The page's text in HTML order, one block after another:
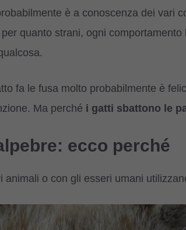
è a conoscenza dei vari
quanto strani, ogni
fa le fusa molto probabilmente è
Ma perché i gatti sbattono le
ecco perché
animali o con gli esseri umani